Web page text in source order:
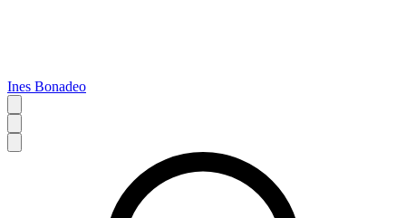
Ines Bonadeo